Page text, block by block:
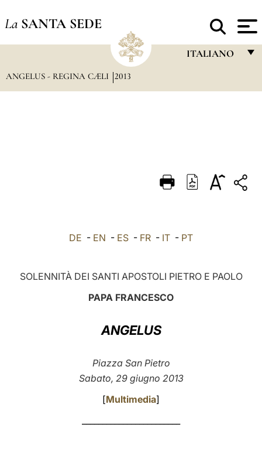
La SANTA SEDE
ITALIANO
DEUTSCH
العربيّة
LATINE
ANGELUS - REGINA CÆLI 2013
DE - EN - ES - FR - IT - PT
SOLENNITÀ DEI SANTI APOSTOLI PIETRO E PAOLO
PAPA FRANCESCO
ANGELUS
Piazza San Pietro
Sabato, 29 giugno 2013
[Multimedia]